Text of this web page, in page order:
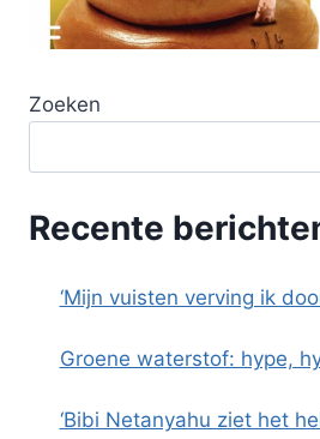
Zoeken
Recente
‘Mijn vuisten verving ik
Groene waterstof: hype,
‘Bibi Netanyahu ziet het